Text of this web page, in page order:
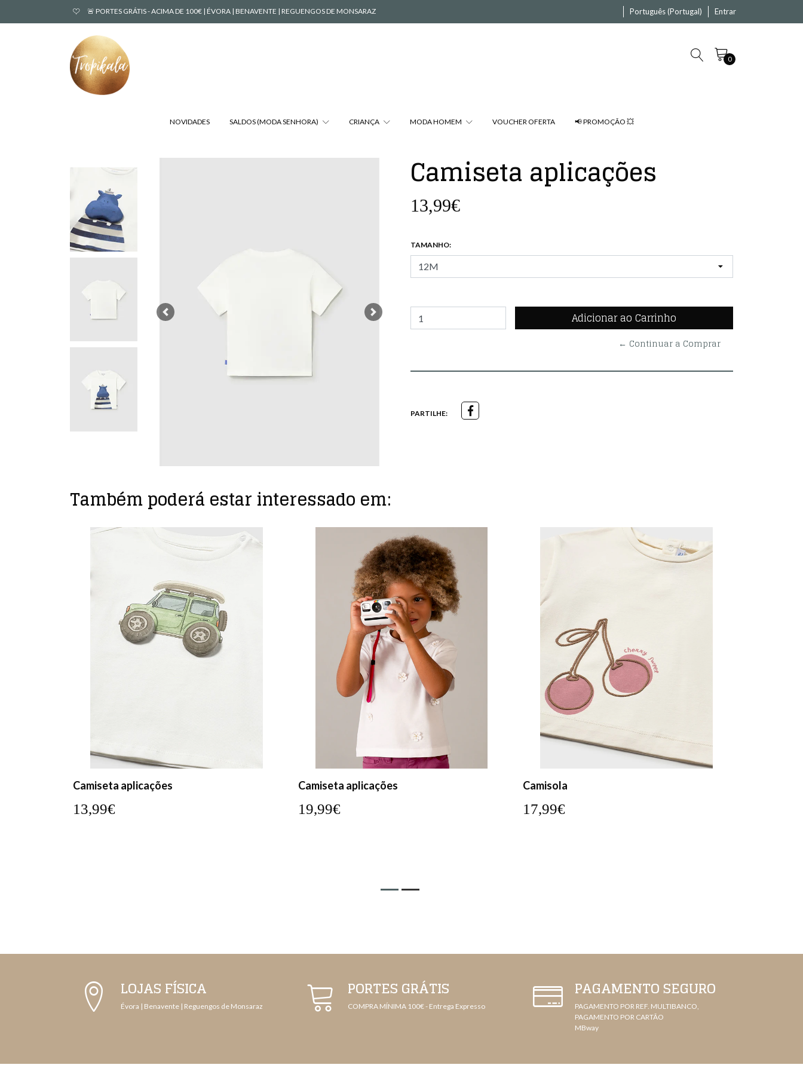
🚨 PORTES GRÁTIS - ACIMA DE 100€ | ÉVORA | BENAVENTE | REGUENGOS DE MONSARAZ Português (Portugal) Entrar
0
NOVIDADES SALDOS (MODA SENHORA) CRIANÇA MODA HOMEM VOUCHER OFERTA 📢 PROMOÇÃO 💥
Previous Next
Camiseta aplicações
13,99€
TAMANHO:
← Continuar a Comprar
PARTILHE:
Também poderá estar interessado em:
Camiseta aplicações
19,99€
Camisola
17,99€
Camisola
17,99€
LOJAS FÍSICA
Évora | Benavente | Reguengos de Monsaraz
PORTES GRÁTIS
COMPRA MÍNIMA 100€ - Entrega Expresso
PAGAMENTO SEGURO
PAGAMENTO POR REF. MULTIBANCO,
PAGAMENTO POR CARTÃO
MBway